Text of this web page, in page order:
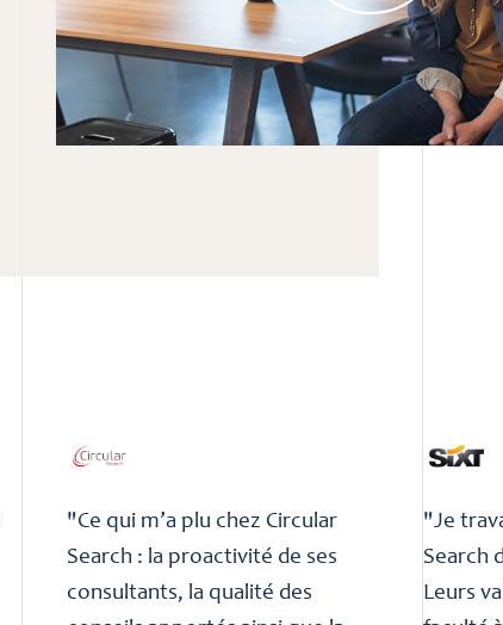
"Ce qui m’a plu chez Circular
Search : la proactivité de ses
consultants, la qualité des
"Je
Search
Leurs